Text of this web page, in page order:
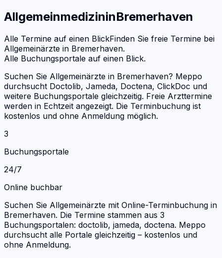
AllgemeinmedizininBremerhaven
Alle Termine auf einen BlickFinden Sie freie Termine bei
Allgemeinärzte in Bremerhaven.
Alle Buchungsportale auf einen Blick.
Suchen Sie Allgemeinärzte in Bremerhaven? Meppo
durchsucht Doctolib, Jameda, Doctena, ClickDoc und
weitere Buchungsportale gleichzeitig. Freie Arzttermine
werden in Echtzeit angezeigt. Die Terminbuchung ist
kostenlos und ohne Anmeldung möglich.
3
Buchungsportale
24/7
Online buchbar
Suchen Sie Allgemeinärzte mit Online-Terminbuchung in
Bremerhaven. Die Termine stammen aus 3
Buchungsportalen: doctolib, jameda, doctena. Meppo
durchsucht alle Portale gleichzeitig – kostenlos und
ohne Anmeldung.